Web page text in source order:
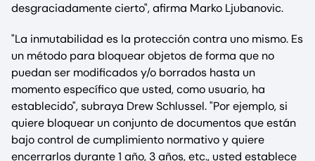
desgraciadamente cierto", afirma Marko Ljubanovic.
"La inmutabilidad es la protección contra uno mismo. Es
un método para bloquear objetos de forma que no
puedan ser modificados y/o borrados hasta un
momento específico que usted, como usuario, ha
establecido", subraya Drew Schlussel. "Por ejemplo, si
quiere bloquear un conjunto de documentos que están
bajo control de cumplimiento normativo y quiere
encerrarlos durante 1 año, 3 años, etc., usted establece